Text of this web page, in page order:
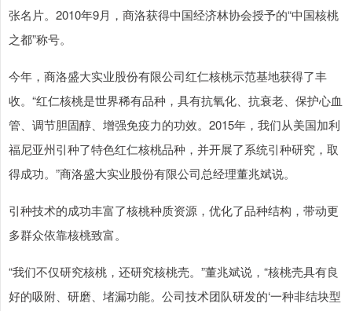
张名片。2010年9月，商洛获得中国经济林协会授予的“中国核桃
之都”称号。
今年，商洛盛大实业股份有限公司红仁核桃示范基地获得了丰
收。“红仁核桃是世界稀有品种，具有抗氧化、抗衰老、保护心血
管、调节胆固醇、增强免疫力的功效。2015年，我们从美国加利
福尼亚州引种了特色红仁核桃品种，并开展了系统引种研究，取
得成功。”商洛盛大实业股份有限公司总经理董兆斌说。
引种技术的成功丰富了核桃种质资源，优化了品种结构，带动更
多群众依靠核桃致富。
“我们不仅研究核桃，还研究核桃壳。”董兆斌说，“核桃壳具有良
好的吸附、研磨、堵漏功能。公司技术团队研发的‘一种非结块型